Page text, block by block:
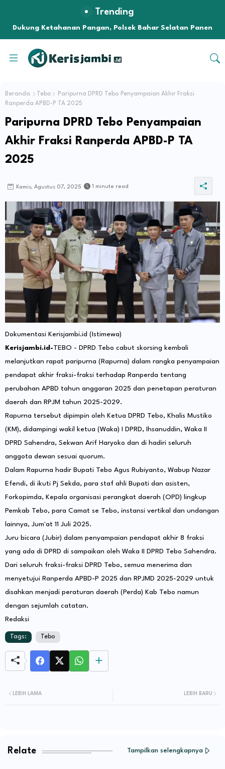
Trending
Dukung Ketahanan Pangan, Polsek Bahar Selatan Panen
Beranda Tebo
Paripurna DPRD Tebo Penyampaian Akhir Fraksi
Ranperda APBD-P TA 2025
Paripurna DPRD Tebo Penyampaian
Akhir Fraksi Ranperda APBD-P TA
2025
Kamis, Agustus 07, 2025 1 minute read
Dokumentasi Kerisjambi.id (Istimewa)
Kerisjambi.id-TEBO - DPRD Tebo cabut skorsing kembali
melanjutkan rapat paripurna (Rapurna) dalam rangka penyampaian
pendapat akhir fraksi-fraksi terhadap Ranperda tentang
perubahan APBD tahun anggaran 2025 dan penetapan peraturan
daerah dan RPJM tahun 2025-2029.
Rapurna tersebut dipimpin oleh Ketua DPRD Tebo, Khalis Mustiko
(KM), didampingi wakil ketua (Waka) I DPRD, Ihsanuddin, Waka II
DPRD Sahendra, Sekwan Arif Haryoko dan di hadiri seluruh
anggota dewan sesuai quorum.
Dalam Rapurna hadir Bupati Tebo Agus Rubiyanto, Wabup Nazar
Efendi, di ikuti Pj Sekda, para staf ahli Bupati dan asisten,
Forkopimda, Kepala organisasi perangkat daerah (OPD) lingkup
Pemkab Tebo, para Camat se Tebo, instansi vertikal dan undangan
lainnya, Jum'at 11 Juli 2025.
Juru bicara (Jubir) dalam penyampaian pendapat akhir 8 fraksi
yang ada di DPRD di sampaikan oleh Waka II DPRD Tebo Sahendra.
Dari seluruh fraksi-fraksi DPRD Tebo, semua menerima dan
menyetujui Ranperda APBD-P 2025 dan RPJMD 2025-2029 untuk
disahkan menjadi peraturan daerah (Perda) Kab Tebo namun
dengan sejumlah catatan.
Redaksi
Tags: Tebo
LEBIH BARU
LEBIH LAMA
Relate Tampilkan selengkapnya